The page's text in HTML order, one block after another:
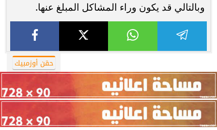
وبالتالي قد يكون وراء المشاكل المبلغ عنها.
حقن أوزمبيك